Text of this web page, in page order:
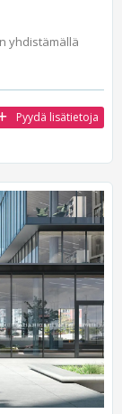
yhdistämällä
Pyydä lisätietoja